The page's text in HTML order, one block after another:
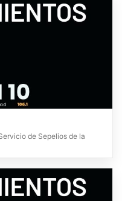
de Sepelios de la